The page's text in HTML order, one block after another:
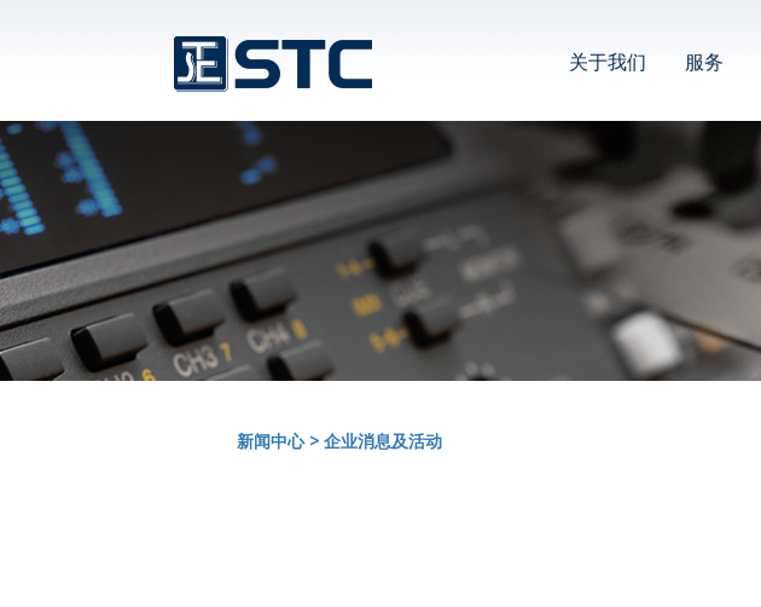
关于我们 服务
新闻中心 >企业消息及活动